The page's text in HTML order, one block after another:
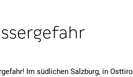
Im südlichen Salzburg, in Osttirol